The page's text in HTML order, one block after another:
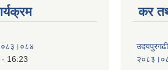
16:23
कर